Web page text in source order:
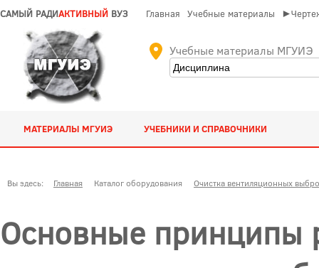
САМЫЙ РАДИАКТИВНЫЙ ВУЗ Главная Учебные материалы
Учебные материалы МГУИЭ
МАТЕРИАЛЫ МГУИЭ УЧЕБНИКИ И СПРАВОЧНИКИ
Вы здесь: Главная Каталог оборудования Очистка вентиляционных
Основные принципы